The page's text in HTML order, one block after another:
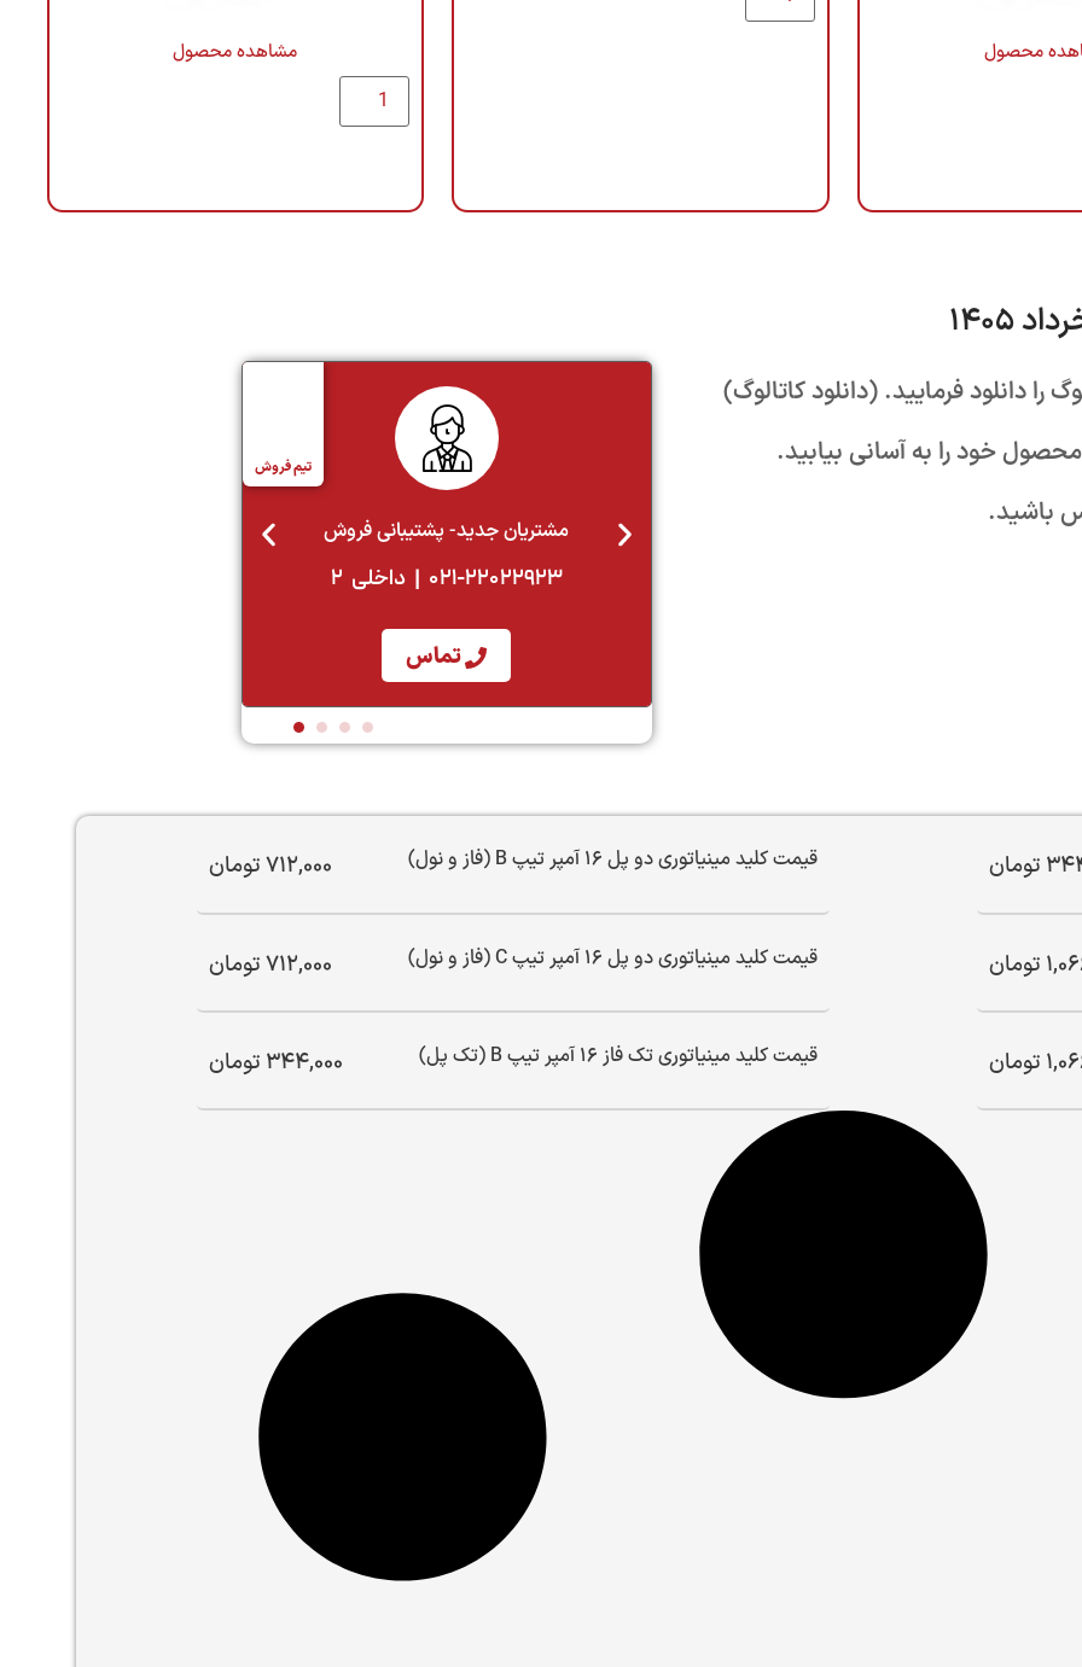
محصول مشاهده محصول
مدیر بازرگانی
۰۲۱-۲۲۰۱۹۳۸۰
تماس
تیم فروش
دانلود فرمایید. (دانلود کاتالوگ)
خود را به آسانی بیابید.
باشید.
تومان قیمت کلید مینیاتوری دو پل 16 آمپر تیپ B (فاز و نول) 712,000تومان
تومان قیمت کلید مینیاتوری دو پل 16 آمپر تیپ C (فاز و نول) 712,000تومان
تومان قیمت کلید مینیاتوری تک فاز 16 آمپر تیپ B (تک پل) 344,000 تومان